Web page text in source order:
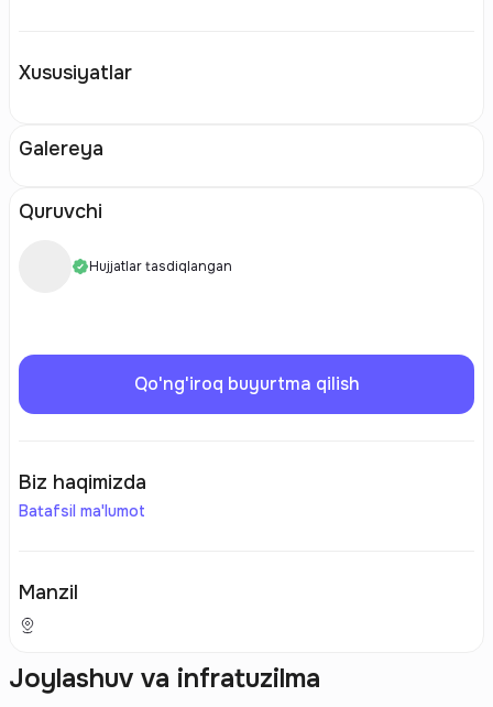
Xususiyatlar
Galereya
Quruvchi
Hujjatlar tasdiqlangan
Qo'ng'iroq buyurtma qilish
Biz haqimizda
Batafsil ma'lumot
Manzil
Joylashuv va infratuzilma